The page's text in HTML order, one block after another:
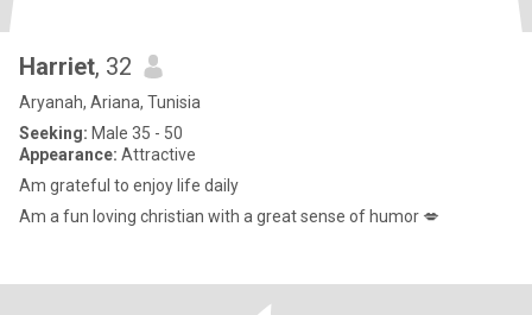
Harriet, 32
Aryanah, Ariana, Tunisia
Seeking: Male 35 - 50
Appearance: Attractive
Am grateful to enjoy life daily
Am a fun loving christian with a great sense of humor 💋